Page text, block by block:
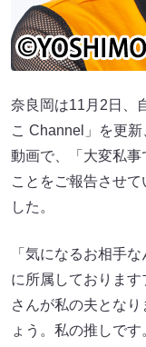
奈良岡は11月2日、
こ Channel」を更
動画で、「大変私
ことをご報告させ
した。
「気になるお相手
に所属しておりま
さんが私の夫とな
ょう。私の推しで